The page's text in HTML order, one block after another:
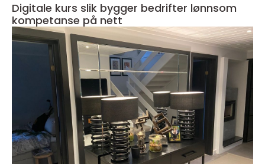
Digitale kurs slik bygger bedrifter lønnsom
kompetanse på nett